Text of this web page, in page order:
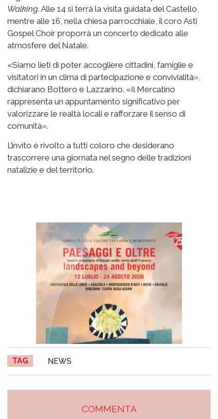
Walking. Alle 14 si terrà la visita guidata del Castello,
mentre alle 16, nella chiesa parrocchiale, il coro Asti
Gospel Choir proporrà un concerto dedicato alle
atmosfere del Natale.
«Siamo lieti di poter accogliere cittadini, famiglie e
visitatori in un clima di partecipazione e convivialità»,
dichiarano Bottero e Lazzarino. «Il Mercatino
rappresenta un appuntamento significativo per
valorizzare le realtà locali e rafforzare il senso di
comunità».
L’invito è rivolto a tutti coloro che desiderano
trascorrere una giornata nel segno delle tradizioni
natalizie e del territorio.
TAG NEWS
COMMENTA